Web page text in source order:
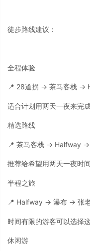
徒步路线建议：
全程体验
📍 28道拐 → 茶马客栈 →
适合计划用两天一夜来完
精选路线
📍 茶马客栈 → Halfway
推荐给希望用两天一夜时
半程之旅
📍 Halfway → 瀑布 → 张
时间有限的游客可以选择
休闲游